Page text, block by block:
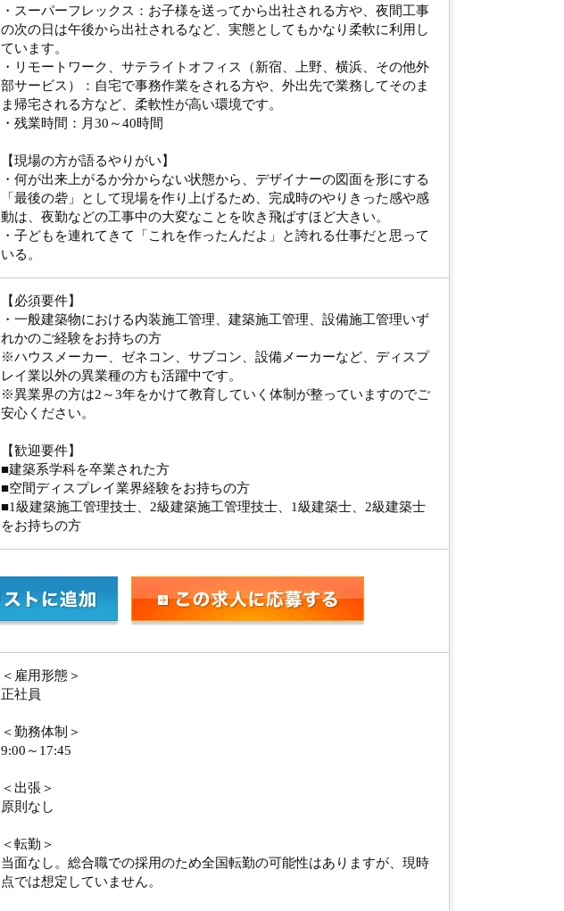
・スーパーフレックス：お子様を送ってから出社される方や、夜間工事
の次の日は午後から出社されるなど、実態としてもかなり柔軟に利用し
ています。
・リモートワーク、サテライトオフィス（新宿、上野、横浜、その他外
部サービス）：自宅で事務作業をされる方や、外出先で業務してそのま
ま帰宅される方など、柔軟性が高い環境です。
・残業時間：月30～40時間
【現場の方が語るやりがい】
・何が出来上がるか分からない状態から、デザイナーの図面を形にする
「最後の砦」として現場を作り上げるため、完成時のやりきった感や感
動は、夜勤などの工事中の大変なことを吹き飛ばすほど大きい。
・子どもを連れてきて「これを作ったんだよ」と誇れる仕事だと思って
いる。
【必須要件】
・一般建築物における内装施工管理、建築施工管理、設備施工管理いず
れかのご経験をお持ちの方
※ハウスメーカー、ゼネコン、サブコン、設備メーカーなど、ディスプ
レイ業以外の異業種の方も活躍中です。
※異業界の方は2～3年をかけて教育していく体制が整っていますのでご
安心ください。
【歓迎要件】
■建築系学科を卒業された方
■空間ディスプレイ業界経験をお持ちの方
■1級建築施工管理技士、2級建築施工管理技士、1級建築士、2級建築士
をお持ちの方
＜雇用形態＞
正社員
＜勤務体制＞
9:00～17:45
＜出張＞
原則なし
＜転勤＞
当面なし。総合職での採用のため全国転勤の可能性はありますが、現時
点では想定していません。